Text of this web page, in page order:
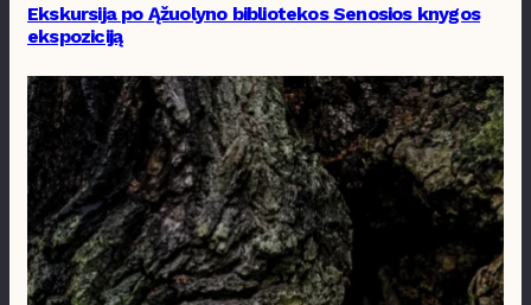
Ekskursija po Ąžuolyno bibliotekos Senosios knygos
ekspoziciją